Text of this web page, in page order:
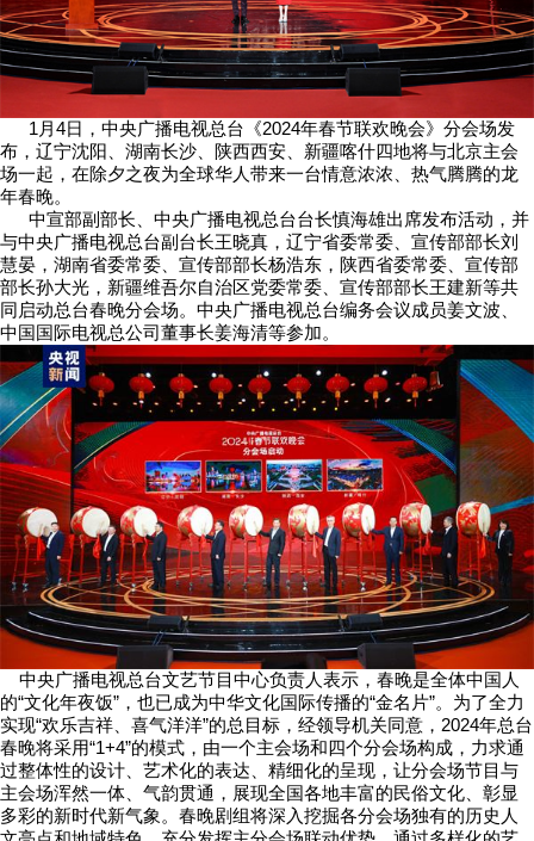
1月4日，中央广播电视总台《2024年春节联欢晚会》分会场发
布，辽宁沈阳、湖南长沙、陕西西安、新疆喀什四地将与北京主会
场一起，在除夕之夜为全球华人带来一台情意浓浓、热气腾腾的龙
年春晚。
中宣部副部长、中央广播电视总台台长慎海雄出席发布活动，并
与中央广播电视总台副台长王晓真，辽宁省委常委、宣传部部长刘
慧晏，湖南省委常委、宣传部部长杨浩东，陕西省委常委、宣传部
部长孙大光，新疆维吾尔自治区党委常委、宣传部部长王建新等共
同启动总台春晚分会场。中央广播电视总台编务会议成员姜文波、
中国国际电视总公司董事长姜海清等参加。
中央广播电视总台文艺节目中心负责人表示，春晚是全体中国人
的“文化年夜饭”，也已成为中华文化国际传播的“金名片”。为了全力
实现“欢乐吉祥、喜气洋洋”的总目标，经领导机关同意，2024年总台
春晚将采用“1+4”的模式，由一个主会场和四个分会场构成，力求通
过整体性的设计、艺术化的表达、精细化的呈现，让分会场节目与
主会场浑然一体、气韵贯通，展现全国各地丰富的民俗文化、彰显
多彩的新时代新气象。春晚剧组将深入挖掘各分会场独有的历史人